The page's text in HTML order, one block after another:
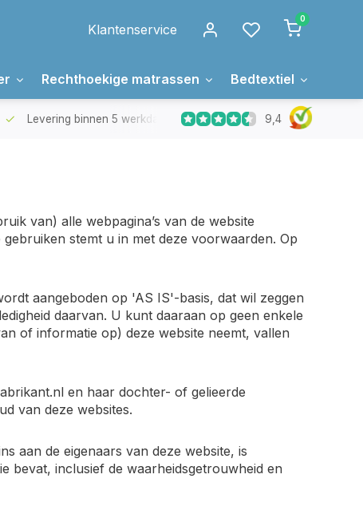
Klantenservice
0
Rechthoekige matrassen Bedtextiel
Levering binnen 5 werkdagen Gratis levering in Nederland
9,4
van) alle webpagina’s van de website
stemt u in met deze voorwaarden. Op
aangeboden op 'AS IS'-basis, dat wil zeggen
daarvan. U kunt daaraan op geen enkele
of informatie op) deze website neemt, vallen
en haar dochter- of gelieerde
van deze websites.
aan de eigenaars van deze website, is
bevat, inclusief de waarheidsgetrouwheid en